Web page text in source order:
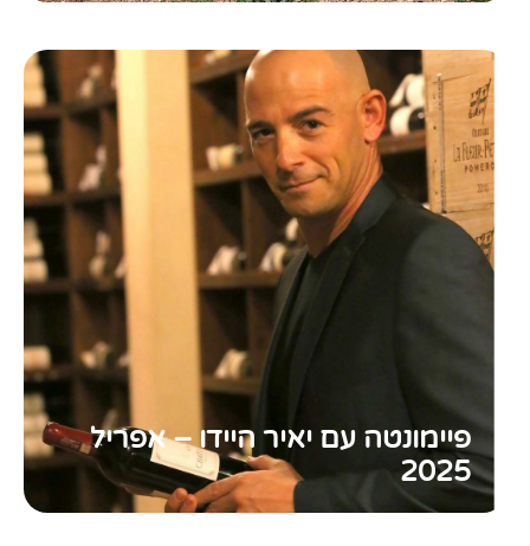
פיימונטה עם יאיר היידו – אפריל
2025